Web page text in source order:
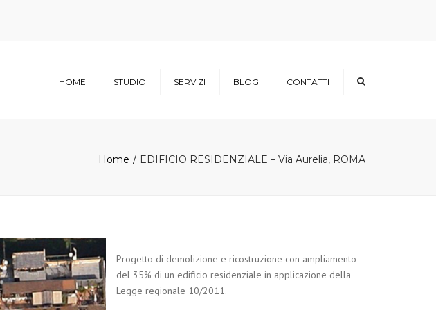
HOME STUDIO SERVIZI BLOG CONTATTI
Home EDIFICIO RESIDENZIALE – Via Aurelia, ROMA
Progetto di demolizione e ricostruzione con ampliamento
del 35% di un edificio residenziale in applicazione della
Legge regionale 10/2011.